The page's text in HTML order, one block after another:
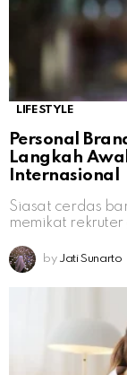
LIFESTYLE
Personal
Langkah
Internasional
Siasat cerdas
memikat
by Jati Sunarto